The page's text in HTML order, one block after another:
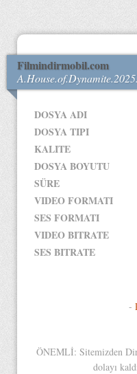
Filmindirmobil.com
DOSYA ADI
DOSYA TIPI
KALITE
DOSYA BOYUTU
SÜRE
VIDEO FORMATI
SES FORMATI
VIDEO BITRATE
SES BITRATE
-
ÖNEMLİ: Sitemizden
dolayı